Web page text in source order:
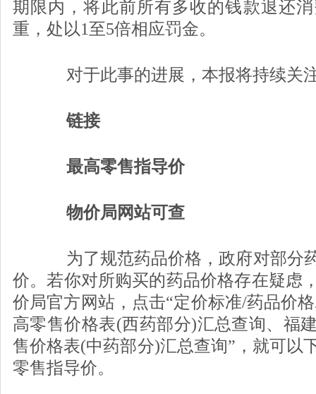
期限内，将此前所有多收的钱款退还
重，处以1至5倍相应罚金。
对于此事的进展，本报将持续关
链接
最高零售指导价
物价局网站可查
为了规范药品价格，政府对部分
价。若你对所购买的药品价格存在疑虑
价局官方网站，点击“定价标准/药品价
高零售价格表(西药部分)汇总查询、福
售价格表(中药部分)汇总查询”，就可以
零售指导价。